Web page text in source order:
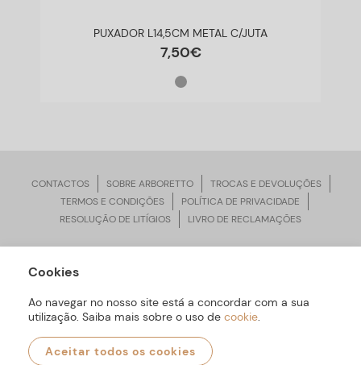
PUXADOR L14,5CM METAL C/JUTA
7,50€
CONTACTOS SOBRE ARBORETTO
TROCAS E DEVOLUÇÕES
TERMOS E CONDIÇÕES
POLÍTICA DE PRIVACIDADE
RESOLUÇÃO DE LITÍGIOS
LIVRO DE RECLAMAÇÕES
ARBORETTO © Todos os Direitos Reservados | Desenvolvido por
Cookies
Ao navegar no nosso site está a concordar com a sua
utilização. Saiba mais sobre o uso de cookie.
Aceitar todos os cookies